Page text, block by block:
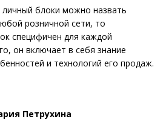
личный блоки можно назвать
розничной сети, то
специфичен для каждой
он включает в себя знание
и технологий его продаж.
Петрухина